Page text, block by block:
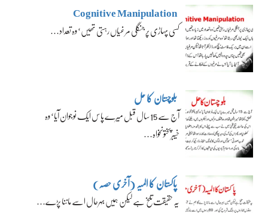
Cognitive Manipulation
کسی پہاڑی پر جنگلی مرغیاں رہتی تھیں‘ وہ تعداد…
بلوچستان کا حل
آج سے 15 سال قبل میرے پاس ایک نوجوان آیا‘ وہ
خیبرپختونخواہ…
پاکستان کا المیہ (آخری حصہ)
یہ حقیقت تلخ ہے لیکن ہمیں بہرحال اسے ماننا پڑے…